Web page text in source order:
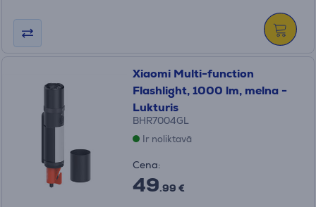
Xiaomi Multi-function
Flashlight, 1000 lm, melna -
Lukturis
BHR7004GL
Ir noliktavā
Cena:
49.99 €